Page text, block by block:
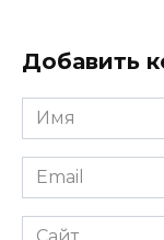
Добавить
Имя
*
Email
*
Сайт